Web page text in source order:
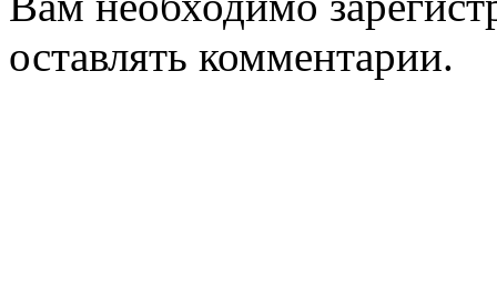
оставлять комментарии.